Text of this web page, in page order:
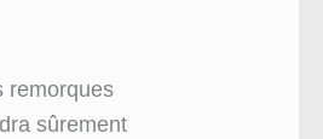
remorques
sûrement